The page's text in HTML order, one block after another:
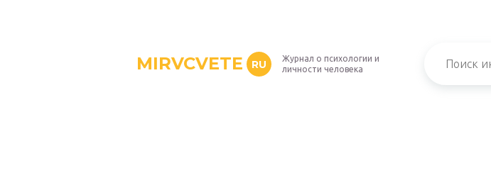
MIRVCVETE RU
Журнал о психологии и
личности человека